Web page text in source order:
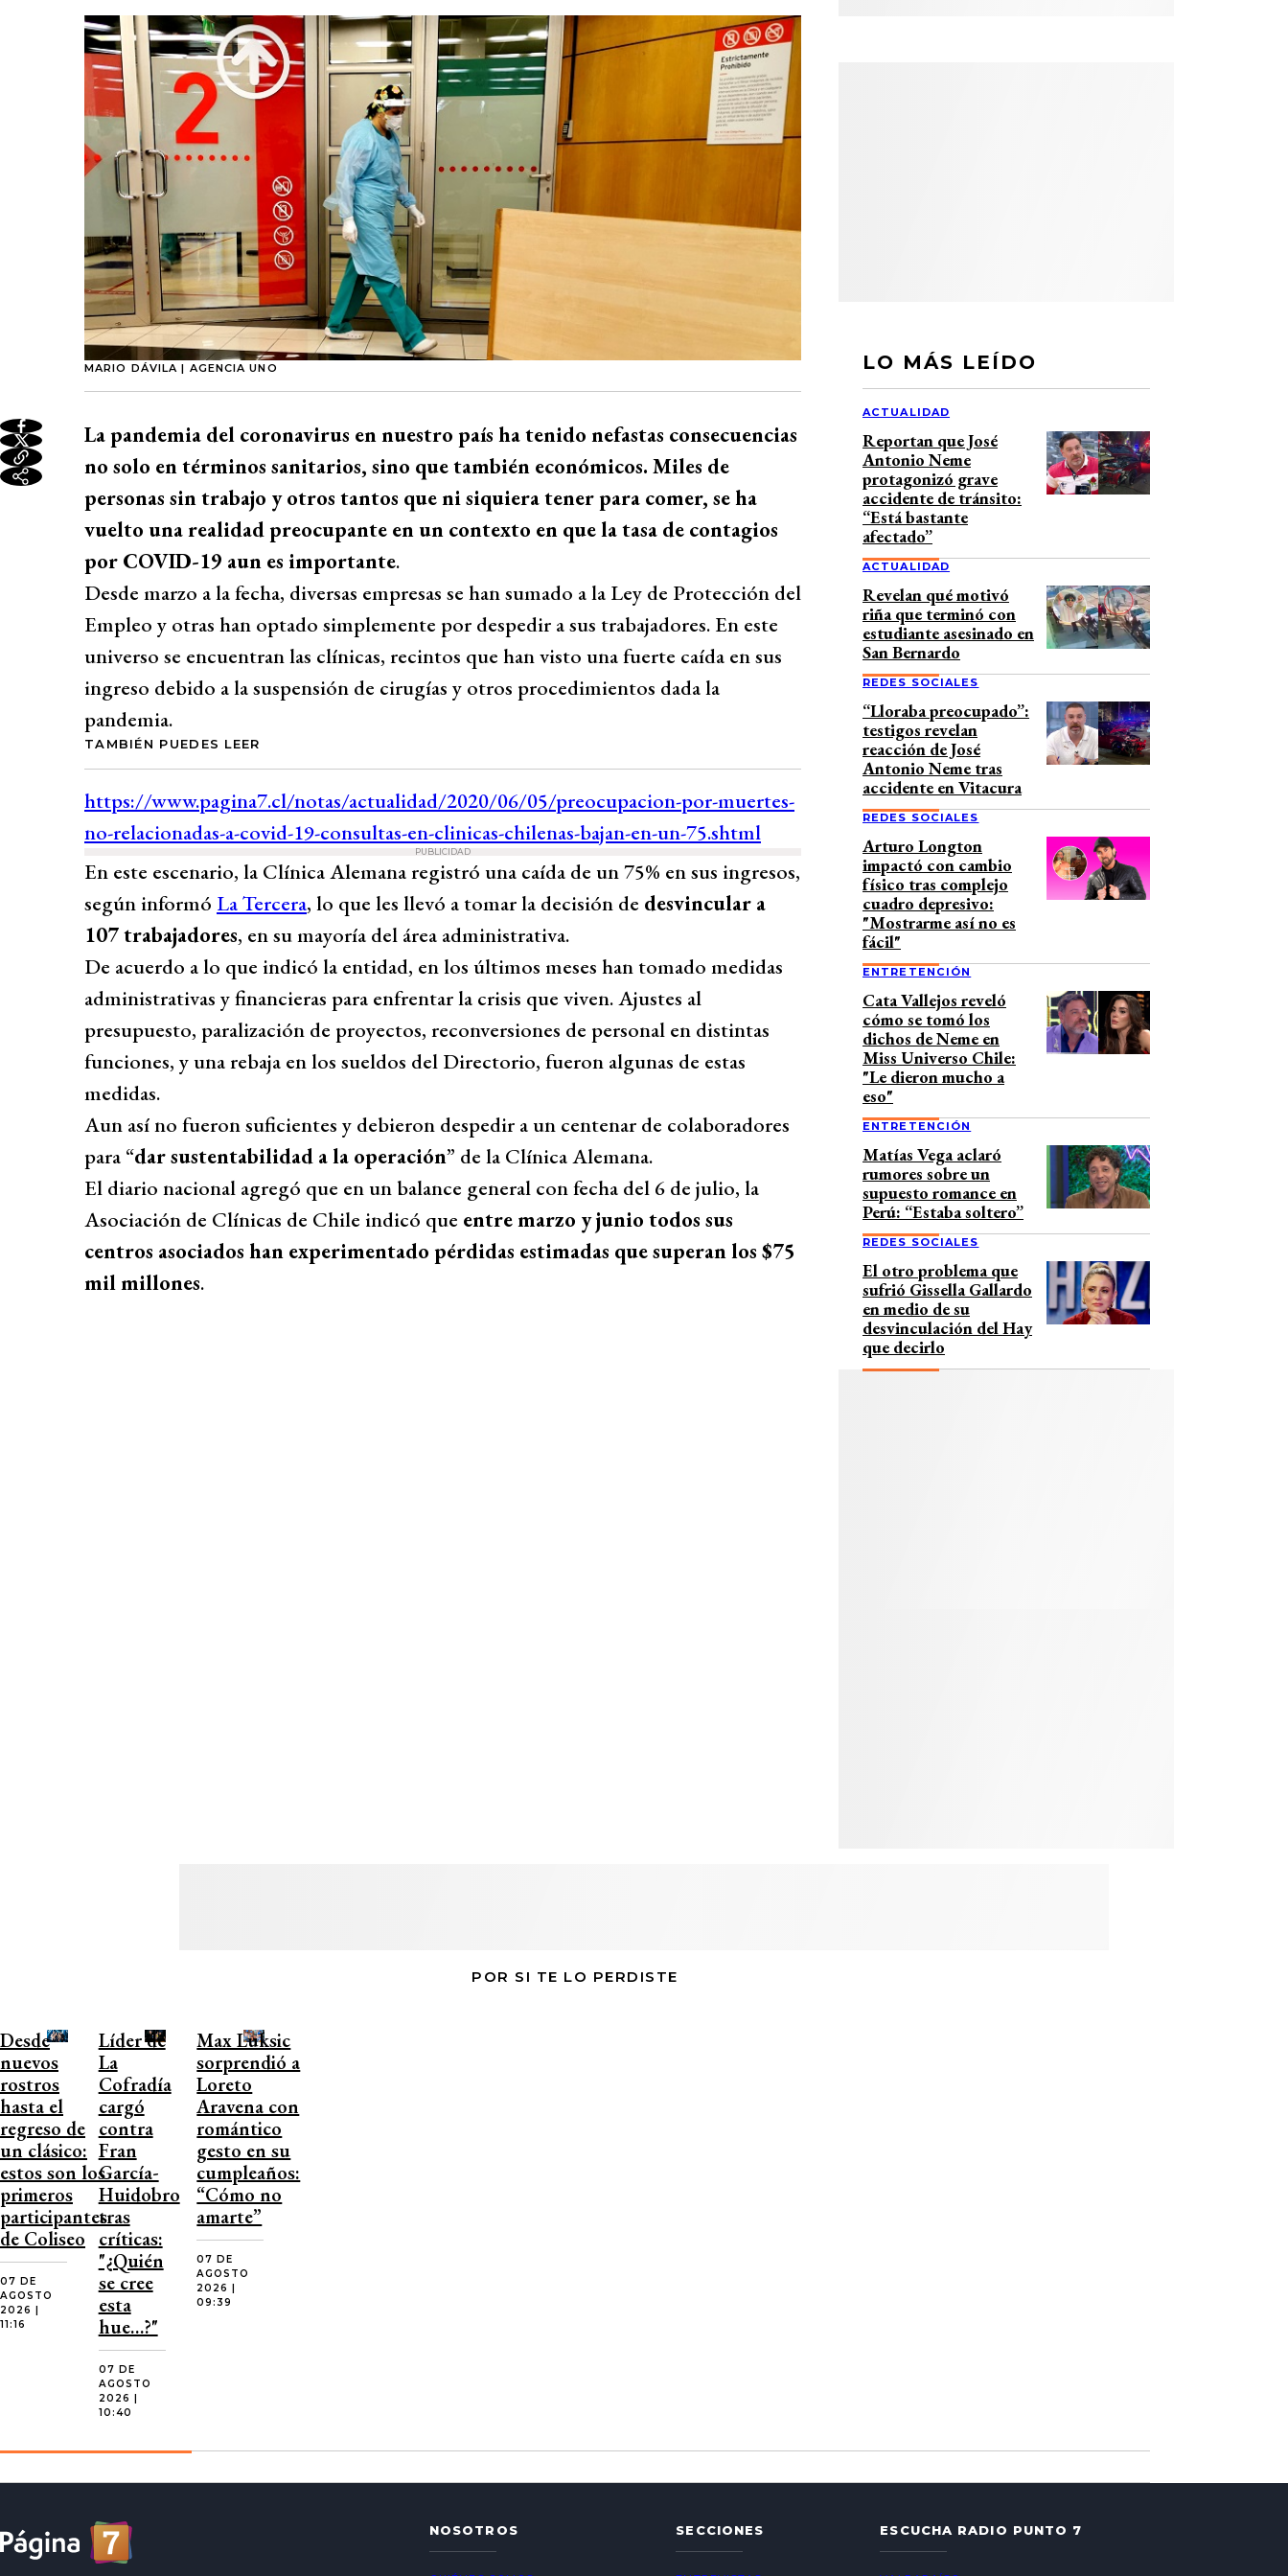
MARIO DÁVILA | AGENCIA UNO
La pandemia del coronavirus en nuestro país ha tenido nefastas consecuencias
no solo en términos sanitarios, sino que también económicos. Miles de
personas sin trabajo y otros tantos que ni siquiera tener para comer, se ha
vuelto una realidad preocupante en un contexto en que la tasa de contagios
por COVID-19 aun es importante.
Desde marzo a la fecha, diversas empresas se han sumado a la Ley de Protección del
Empleo y otras han optado simplemente por despedir a sus trabajadores. En este
universo se encuentran las clínicas, recintos que han visto una fuerte caída en sus
ingreso debido a la suspensión de cirugías y otros procedimientos dada la
pandemia.
TAMBIÉN PUEDES LEER
PUBLICIDAD
En este escenario, la Clínica Alemana registró una caída de un 75% en sus ingresos,
según informó La Tercera, lo que les llevó a tomar la decisión de desvincular a
107 trabajadores, en su mayoría del área administrativa.
De acuerdo a lo que indicó la entidad, en los últimos meses han tomado medidas
administrativas y financieras para enfrentar la crisis que viven. Ajustes al
presupuesto, paralización de proyectos, reconversiones de personal en distintas
funciones, y una rebaja en los sueldos del Directorio, fueron algunas de estas
medidas.
Aun así no fueron suficientes y debieron despedir a un centenar de colaboradores
para “dar sustentabilidad a la operación” de la Clínica Alemana.
El diario nacional agregó que en un balance general con fecha del 6 de julio, la
Asociación de Clínicas de Chile indicó que entre marzo y junio todos sus
centros asociados han experimentado pérdidas estimadas que superan los $75
mil millones.
LO MÁS LEÍDO
ACTUALIDAD
Reportan que José
Antonio Neme
protagonizó grave
accidente de tránsito:
“Está bastante
afectado”
ACTUALIDAD
Revelan qué motivó
riña que terminó con
estudiante asesinado en
San Bernardo
REDES SOCIALES
“Lloraba preocupado”:
testigos revelan
reacción de José
Antonio Neme tras
accidente en Vitacura
REDES SOCIALES
Arturo Longton
impactó con cambio
físico tras complejo
cuadro depresivo:
"Mostrarme así no es
fácil"
ENTRETENCIÓN
Cata Vallejos reveló
cómo se tomó los
dichos de Neme en
Miss Universo Chile:
"Le dieron mucho a
eso"
ENTRETENCIÓN
Matías Vega aclaró
rumores sobre un
supuesto romance en
Perú: “Estaba soltero”
REDES SOCIALES
El otro problema que
sufrió Gissella Gallardo
en medio de su
desvinculación del Hay
que decirlo
POR SI TE LO PERDISTE
Desde
nuevos
rostros
hasta el
regreso de
un clásico:
estos son los
primeros
participantes
de Coliseo
07 DE
AGOSTO
2026 |
11:16
Líder de
La
Cofradía
cargó
contra
Fran
García-
Huidobro
tras
críticas:
"¿Quién
se cree
esta
hue…?"
07 DE
AGOSTO
2026 |
10:40
Max Luksic
sorprendió a
Loreto
Aravena con
romántico
gesto en su
cumpleaños:
“Cómo no
amarte”
07 DE
AGOSTO
2026 |
09:39
NOSOTROS SECCIONES ESCUCHA RADIO PUNTO 7